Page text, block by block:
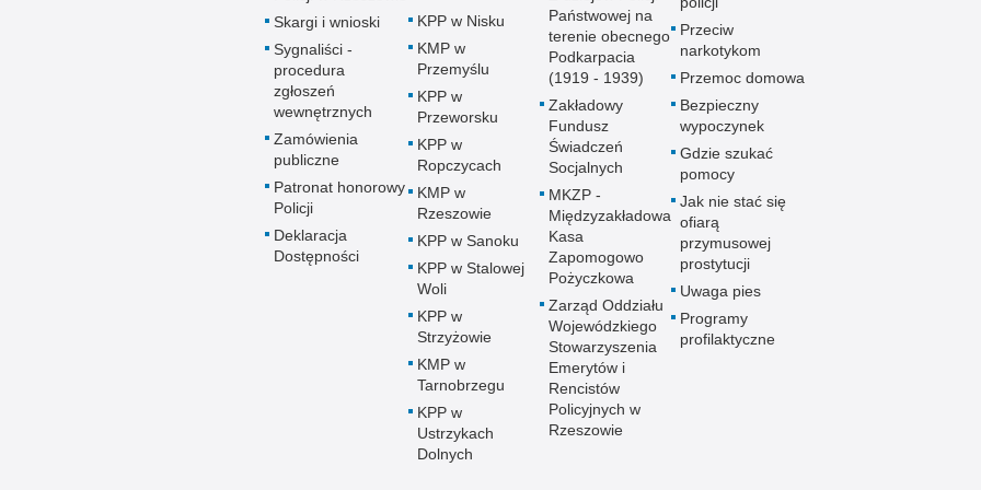
Skargi i wnioski
Sygnaliści -
procedura
zgłoszeń
wewnętrznych
Zamówienia
publiczne
Patronat honorowy
Policji
Deklaracja
Dostępności
KPP w Nisku
KMP w
Przemyślu
KPP w
Przeworsku
KPP w
Ropczycach
KMP w
Rzeszowie
KPP w Sanoku
KPP w Stalowej
Woli
KPP w
Strzyżowie
KMP w
Tarnobrzegu
KPP w
Ustrzykach
Dolnych
Państwowej na
terenie obecnego
Podkarpacia
(1919 - 1939)
Zakładowy
Fundusz
Świadczeń
Socjalnych
MKZP -
Międzyzakładowa
Kasa
Zapomogowo
Pożyczkowa
Zarząd Oddziału
Wojewódzkiego
Stowarzyszenia
Emerytów i
Rencistów
Policyjnych w
Rzeszowie
Przeciw
narkotykom
Przemoc domowa
Bezpieczny
wypoczynek
Gdzie szukać
pomocy
Jak nie stać się
ofiarą
przymusowej
prostytucji
Uwaga pies
Programy
profilaktyczne